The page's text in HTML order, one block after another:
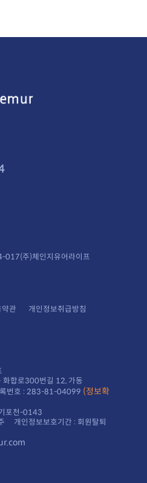
주)체인지유어라이프
약관
개인정보취급방침
화합로300번길 12, 가동
번호 : 283-81-04099
포천-0143